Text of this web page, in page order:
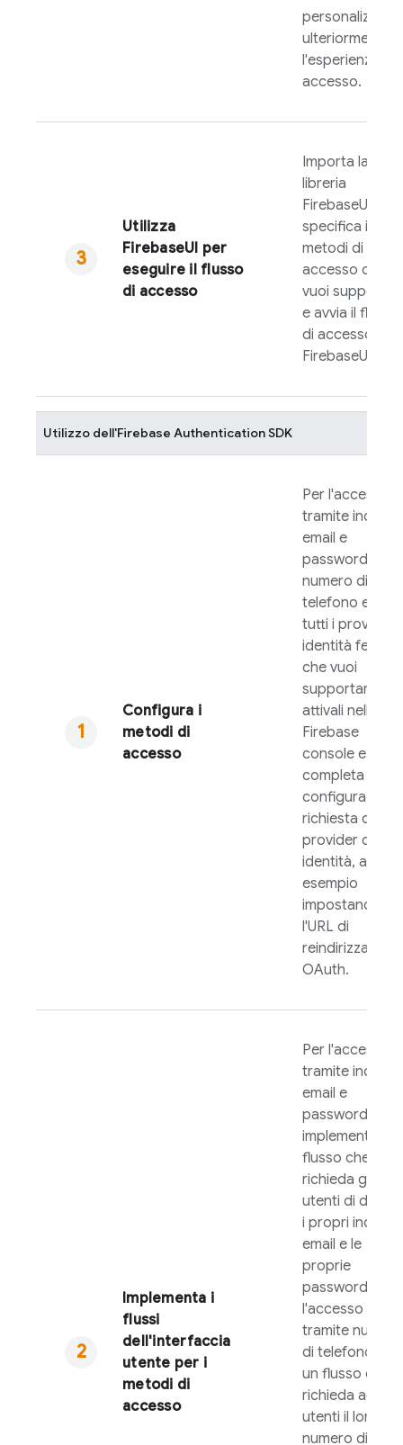
personalizzare
ulteriormente
l'esperienza di
accesso.
Utilizza
FirebaseUI per
eseguire il flusso
di accesso
Importa la
libreria
FirebaseUI
specifica i
metodi di
accesso che
vuoi
e avvia il flusso
di accesso di
FirebaseUI
Utilizzo dell'Firebase AuthenticationSDK
Configura i
metodi di
accesso
Per l'accesso
tramite
email e
password o
numero di
telefono e per
tutti i provider
identità
che vuoi
supportare,
attivali nella
Firebase
console e
completa la
configurazione
richiesta dal
provider di
identità, ad
esempio
impostando
l'URL di
OAuth.
Implementa i
flussi
dell'interfaccia
utente per i
metodi di
accesso
Per l'accesso
tramite
email e
password,
implementa un
flusso che
richieda gli
utenti di
i propri indirizzi
email e le
proprie
password. Per
l'accesso
tramite numero
di telefono
un flusso che
richieda agli
utenti il loro
numero di